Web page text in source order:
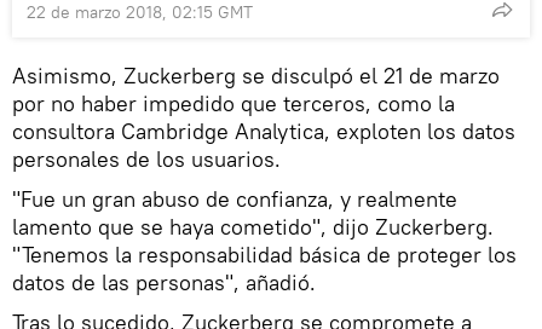
22 de marzo 2018, 02:15 GMT
Asimismo, Zuckerberg se disculpó el 21 de marzo
por no haber impedido que terceros, como la
consultora Cambridge Analytica, exploten los datos
personales de los usuarios.
"Fue un gran abuso de confianza, y realmente
lamento que se haya cometido", dijo Zuckerberg.
"Tenemos la responsabilidad básica de proteger los
datos de las personas", añadió.
Tras lo sucedido, Zuckerberg se compromete a